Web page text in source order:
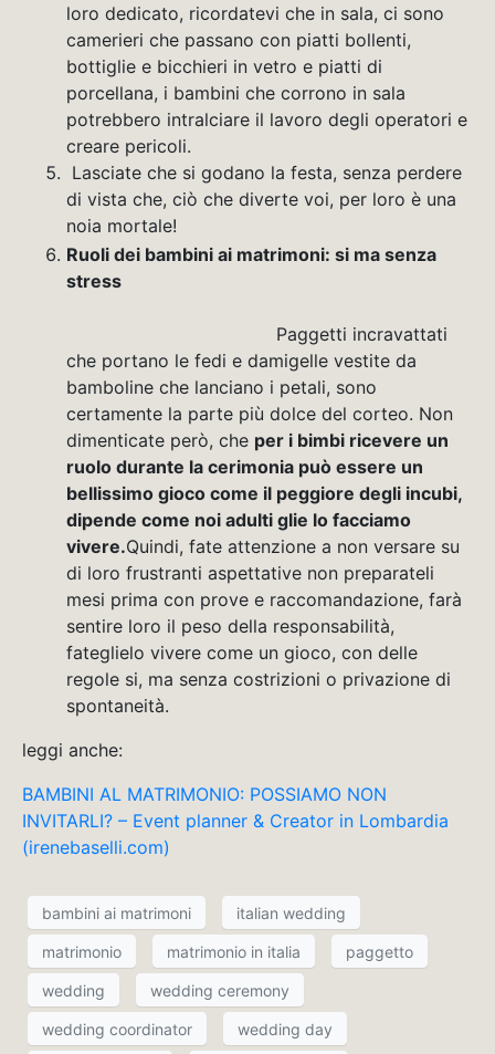
loro dedicato, ricordatevi che in sala, ci sono
camerieri che passano con piatti bollenti,
bottiglie e bicchieri in vetro e piatti di
porcellana, i bambini che corrono in sala
potrebbero intralciare il lavoro degli operatori e
creare pericoli.
Lasciate che si godano la festa, senza perdere
di vista che, ciò che diverte voi, per loro è una
noia mortale!
Ruoli dei bambini ai matrimoni: si ma senza
stress
Paggetti incravattati
che portano le fedi e damigelle vestite da
bamboline che lanciano i petali, sono
certamente la parte più dolce del corteo. Non
dimenticate però, che per i bimbi ricevere un
ruolo durante la cerimonia può essere un
bellissimo gioco come il peggiore degli incubi,
dipende come noi adulti glie lo facciamo
vivere.Quindi, fate attenzione a non versare su
di loro frustranti aspettative non preparateli
mesi prima con prove e raccomandazione, farà
sentire loro il peso della responsabilità,
fateglielo vivere come un gioco, con delle
regole si, ma senza costrizioni o privazione di
spontaneità.
leggi anche:
BAMBINI AL MATRIMONIO: POSSIAMO NON
INVITARLI? – Event planner & Creator in Lombardia
(irenebaselli.com)
bambini ai matrimoni italian wedding
matrimonio matrimonio in italia paggetto
wedding wedding ceremony
wedding coordinator wedding day